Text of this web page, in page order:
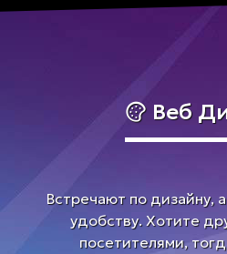
Веб
Встречают по дизайну,
удобству. Хотите
посетителями,